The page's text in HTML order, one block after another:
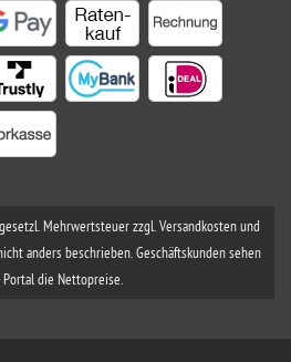
Mehrwertsteuer zzgl. Versandkosten und
anders beschrieben. Geschäftskunden sehen
Portal die Nettopreise.